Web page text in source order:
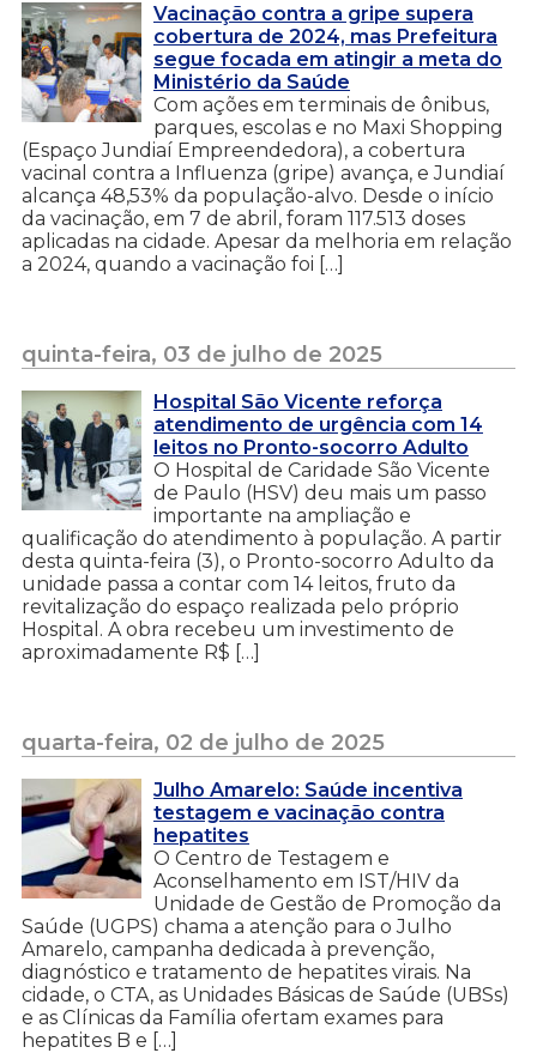
Vacinação contra a gripe supera
cobertura de 2024, mas Prefeitura
segue focada em atingir a meta do
Ministério da Saúde
Com ações em terminais de ônibus,
parques, escolas e no Maxi Shopping
(Espaço Jundiaí Empreendedora), a cobertura
vacinal contra a Influenza (gripe) avança, e Jundiaí
alcança 48,53% da população-alvo. Desde o início
da vacinação, em 7 de abril, foram 117.513 doses
aplicadas na cidade. Apesar da melhoria em relação
a 2024, quando a vacinação foi […]
quinta-feira, 03 de julho de 2025
Hospital São Vicente reforça
atendimento de urgência com 14
leitos no Pronto-socorro Adulto
O Hospital de Caridade São Vicente
de Paulo (HSV) deu mais um passo
importante na ampliação e
qualificação do atendimento à população. A partir
desta quinta-feira (3), o Pronto-socorro Adulto da
unidade passa a contar com 14 leitos, fruto da
revitalização do espaço realizada pelo próprio
Hospital. A obra recebeu um investimento de
aproximadamente R$ […]
quarta-feira, 02 de julho de 2025
Julho Amarelo: Saúde incentiva
testagem e vacinação contra
hepatites
O Centro de Testagem e
Aconselhamento em IST/HIV da
Unidade de Gestão de Promoção da
Saúde (UGPS) chama a atenção para o Julho
Amarelo, campanha dedicada à prevenção,
diagnóstico e tratamento de hepatites virais. Na
cidade, o CTA, as Unidades Básicas de Saúde (UBSs)
e as Clínicas da Família ofertam exames para
hepatites B e […]